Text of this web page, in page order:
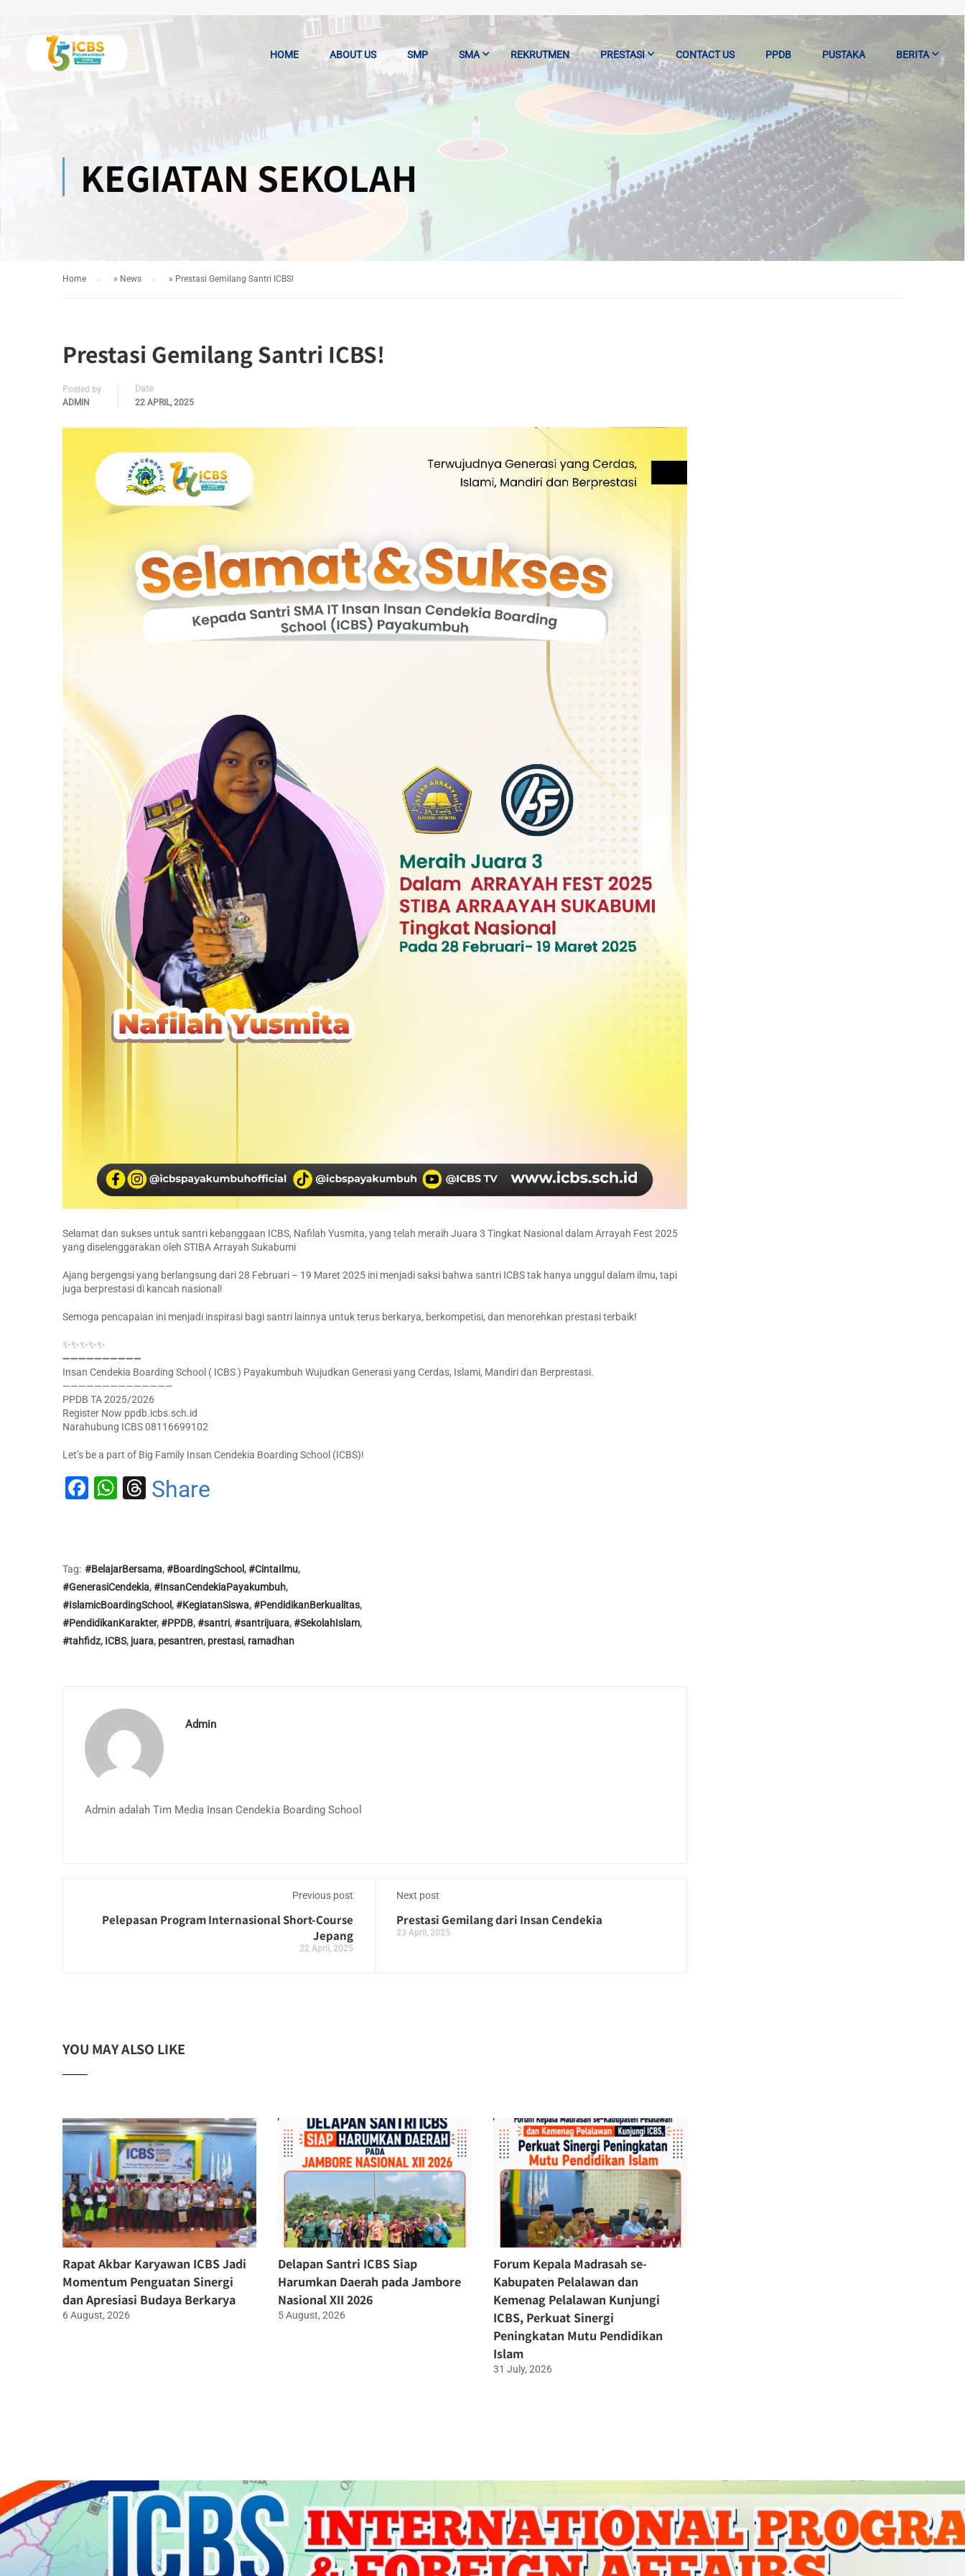
HOME ABOUT US SMP SMA REKRUTMEN PRESTASI CONTACT US PPDB PUSTAKA BERITA
KEGIATAN SEKOLAH
Home » News » Prestasi Gemilang Santri ICBS!
Prestasi Gemilang Santri ICBS!
Posted by
ADMIN
Date
22 APRIL, 2025
Selamat dan sukses untuk santri kebanggaan ICBS, Nafilah Yusmita, yang telah meraih Juara 3 Tingkat Nasional dalam Arrayah Fest 2025
yang diselenggarakan oleh STIBA Arrayah Sukabumi
Ajang bergengsi yang berlangsung dari 28 Februari – 19 Maret 2025 ini menjadi saksi bahwa santri ICBS tak hanya unggul dalam ilmu, tapi
juga berprestasi di kancah nasional!
Semoga pencapaian ini menjadi inspirasi bagi santri lainnya untuk terus berkarya, berkompetisi, dan menorehkan prestasi terbaik!
✨✨✨✨✨
➖➖➖➖➖➖➖➖➖➖
Insan Cendekia Boarding School ( ICBS ) Payakumbuh Wujudkan Generasi yang Cerdas, Islami, Mandiri dan Berprestasi.
——————————————
PPDB TA 2025/2026
Register Now ppdb.icbs.sch.id
Narahubung ICBS 08116699102
Let’s be a part of Big Family Insan Cendekia Boarding School (ICBS)!
Facebook
WhatsApp
Threads
Share
Tag: #BelajarBersama,#BoardingSchool,#CintaIlmu,
#GenerasiCendekia,#InsanCendekiaPayakumbuh,
#IslamicBoardingSchool,#KegiatanSiswa,#PendidikanBerkualitas,
#PendidikanKarakter,#PPDB,#santri,#santrijuara,#SekolahIslam,
#tahfidz, ICBS, juara, pesantren, prestasi, ramadhan
Admin
Admin adalah Tim Media Insan Cendekia Boarding School
Previous post
Pelepasan Program Internasional Short-Course
Jepang
22 April, 2025
Next post
Prestasi Gemilang dari Insan Cendekia
23 April, 2025
YOU MAY ALSO LIKE
Rapat Akbar Karyawan ICBS Jadi
Momentum Penguatan Sinergi
dan Apresiasi Budaya Berkarya
6 August, 2026
Delapan Santri ICBS Siap
Harumkan Daerah pada Jambore
Nasional XII 2026
5 August, 2026
Forum Kepala Madrasah se-
Kabupaten Pelalawan dan
Kemenag Pelalawan Kunjungi
ICBS, Perkuat Sinergi
Peningkatan Mutu Pendidikan
Islam
31 July, 2026